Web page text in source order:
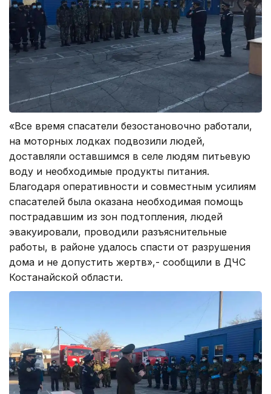
«Все время спасатели безостановочно работали,
на моторных лодках подвозили людей,
доставляли оставшимся в селе людям питьевую
воду и необходимые продукты питания.
Благодаря оперативности и совместным усилиям
спасателей была оказана необходимая помощь
пострадавшим из зон подтопления, людей
эвакуировали, проводили разъяснительные
работы, в районе удалось спасти от разрушения
дома и не допустить жертв»,- сообщили в ДЧС
Костанайской области.